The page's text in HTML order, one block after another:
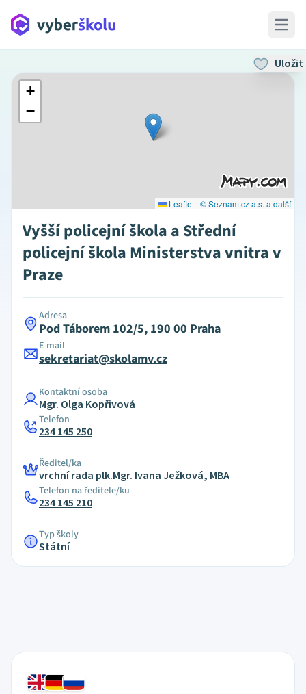
Open
Uložit
+
−
Leaflet | © Seznam.cz a.s. a další
Vyšší policejní škola a Střední
policejní škola Ministerstva vnitra v
Praze
Adresa
Pod Táborem 102/5, 190 00 Praha
E-mail
sekretariat@skolamv.cz
Kontaktní osoba
Mgr. Olga Kopřivová
Telefon
234 145 250
Ředitel/ka
vrchní rada plk.Mgr. Ivana Ježková, MBA
Telefon na ředitele/ku
234 145 210
Typ školy
Státní